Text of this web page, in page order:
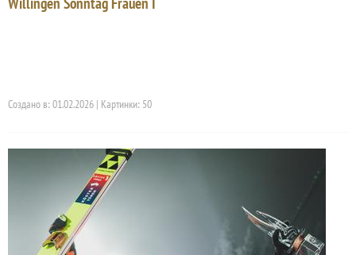
Создано в: 01.02.2026 | Картинки: 50